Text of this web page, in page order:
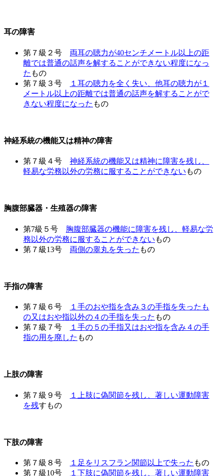
耳の障害
第７級２号 両耳の聴力が40センチメートル以上の距
離では普通の話声を解することができない程度になっ
た もの
第７級３号
１耳の聴力を全く失い、他耳の聴力が１
メートル以上の距離では普通の話声を解することがで
きない程度になった もの
神経系統の機能又は精神の障害
第７級４号 神経系統の機能又は精神に障害を残し、
軽易な労務以外の労務に服することができない もの
胸腹部臓器・生殖器の障害
第7級５号 胸腹部臓器の機能に障害を残し、軽易な労
務以外の労務に服することができない もの
第７級13号 両側の睾丸を失った もの
手指の障害
第７級６号
１手のおや指を含み３の手指を失ったも
の又はおや指以外の４の手指を失った もの
第７級７号
１手の５の手指又はおや指を含み４の手
指の用を廃した もの
上肢の障害
第７級９号
１上肢に偽関節を残し、著しい運動障害
を残すもの
下肢の障害
第７級８号 １足をリスフラン関節以上で失った もの
第７級10号
１下肢に偽関節を残し、著しい運動障害